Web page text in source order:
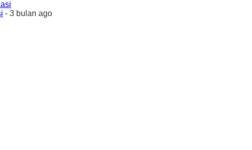
- 3 bulan ago